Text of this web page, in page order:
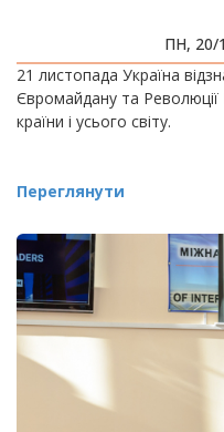
ПН, 20/
21 листопада Україна
Євромайдану та Революції
країни і усього світу.
Переглянути